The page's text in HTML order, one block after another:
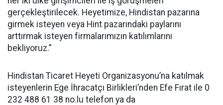
gerçekleştirilecek. Heyetimize, Hindistan pazarına
girmek isteyen veya Hint pazarındaki paylarını
arttırmak isteyen firmalarımızın katılımlarını
bekliyoruz.”
Hindistan Ticaret Heyeti Organizasyonu’na katılmak
isteyenlerin Ege İhracatçı Birlikleri’nden Efe Fırat ile 0
232 488 61 38 no.lu telefon ya da